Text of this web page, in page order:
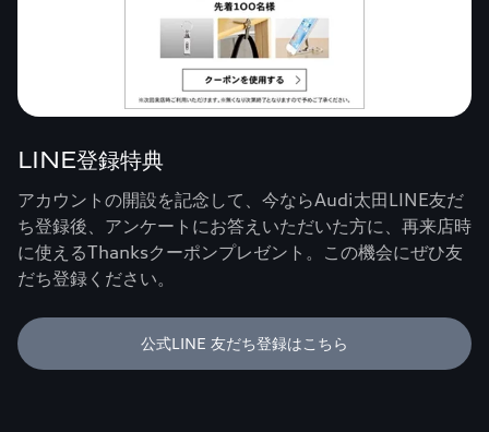
LINE登録特典
アカウントの開設を記念して、今ならAudi太田LINE友だ
ち登録後、アンケートにお答えいただいた方に、再来店時
に使えるThanksクーポンプレゼント。この機会にぜひ友
だち登録ください。
公式LINE 友だち登録はこちら